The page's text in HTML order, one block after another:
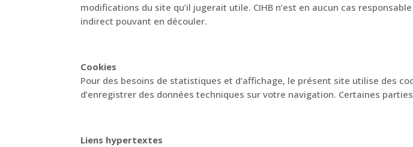
modifications du site qu’il jugerait utile. CIHB n’est en aucun cas
indirect pouvant en découler.
Cookies
Pour des besoins de statistiques et d’affichage, le présent site utilise des
d’enregistrer des données techniques sur votre navigation. Certaines
Liens hypertextes